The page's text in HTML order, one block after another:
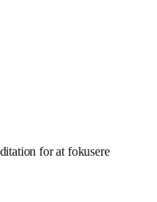
for at fokusere